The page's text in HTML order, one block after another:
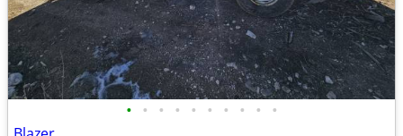
• • • • • • • • • •